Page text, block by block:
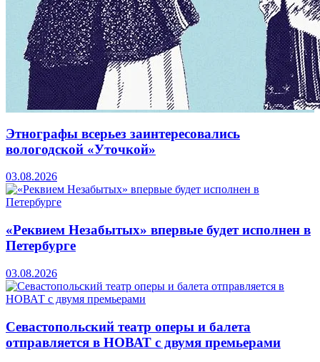
Этнографы всерьез заинтересовались
вологодской «Уточкой»
03.08.2026
«Реквием Незабытых» впервые будет исполнен в
Петербурге
03.08.2026
Севастопольский театр оперы и балета
отправляется в НОВАТ с двумя премьерами